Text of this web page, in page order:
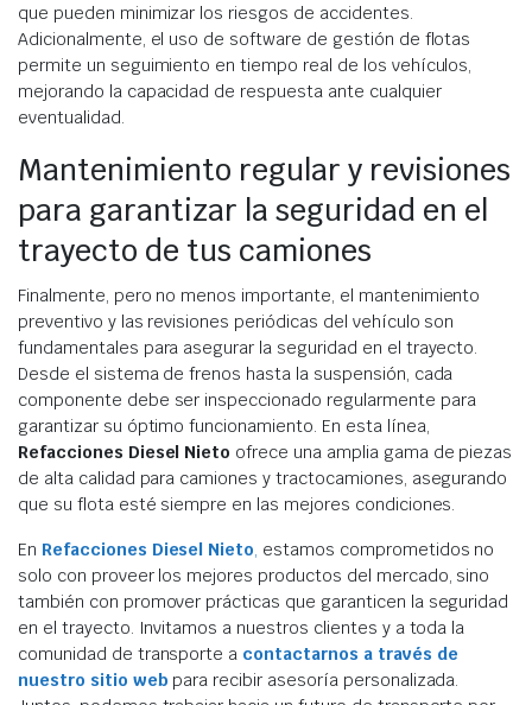
que pueden minimizar los riesgos de accidentes.
Adicionalmente, el uso de software de gestión de flotas
permite un seguimiento en tiempo real de los vehículos,
mejorando la capacidad de respuesta ante cualquier
eventualidad.
Mantenimiento regular y revisiones
para garantizar la seguridad en el
trayecto de tus camiones
Finalmente, pero no menos importante, el mantenimiento
preventivo y las revisiones periódicas del vehículo son
fundamentales para asegurar la seguridad en el trayecto.
Desde el sistema de frenos hasta la suspensión, cada
componente debe ser inspeccionado regularmente para
garantizar su óptimo funcionamiento. En esta línea,
Refacciones Diesel Nieto ofrece una amplia gama de piezas
de alta calidad para camiones y tractocamiones, asegurando
que su flota esté siempre en las mejores condiciones.
En Refacciones Diesel Nieto, estamos comprometidos no
solo con proveer los mejores productos del mercado, sino
también con promover prácticas que garanticen la seguridad
en el trayecto. Invitamos a nuestros clientes y a toda la
comunidad de transporte a contactarnos a través de
nuestro sitio web para recibir asesoría personalizada.